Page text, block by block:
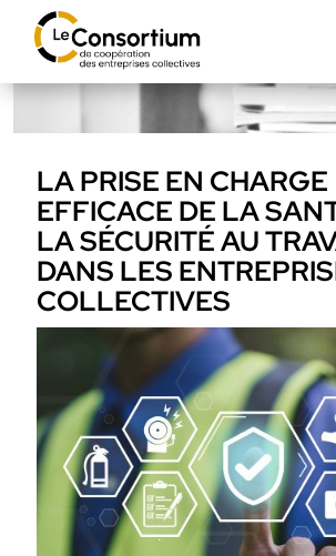
LA PRISE EN CHARGE
EFFICACE DE LA
LA SÉCURITÉ AU
DANS LES
COLLECTIVES